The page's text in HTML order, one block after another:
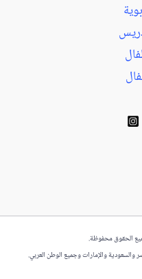
والسعودية والإمارات وجميع الوطن العربي.